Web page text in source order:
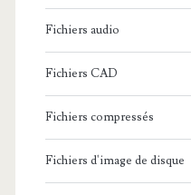
Fichiers audio
Fichiers CAD
Fichiers compressés
Fichiers d'image de disque